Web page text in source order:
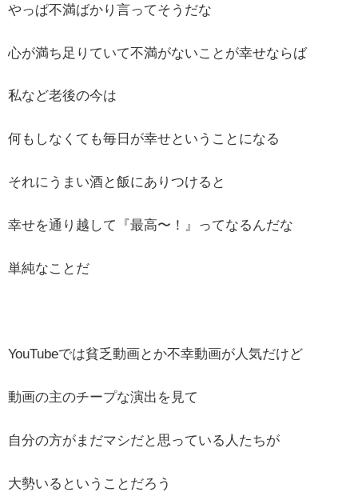
やっぱ不満ばかり言ってそうだな
心が満ち足りていて不満がないことが幸せならば
私など老後の今は
何もしなくても毎日が幸せということになる
それにうまい酒と飯にありつけると
幸せを通り越して『最高〜！』ってなるんだな
単純なことだ
YouTubeでは貧乏動画とか不幸動画が人気だけど
動画の主のチープな演出を見て
自分の方がまだマシだと思っている人たちが
大勢いるということだろう